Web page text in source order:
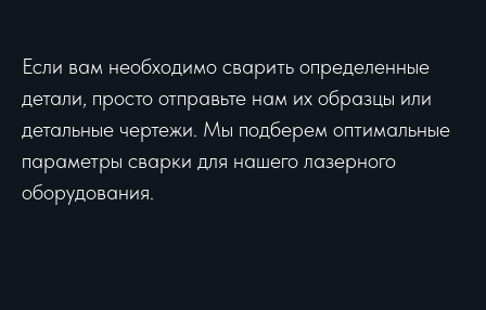
Если вам необходимо сварить определенные
детали, просто отправьте нам их образцы или
детальные чертежи. Мы подберем оптимальные
параметры сварки для нашего лазерного
оборудования.